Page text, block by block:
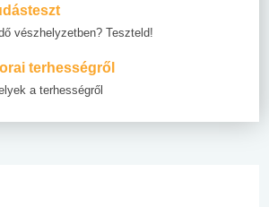
vészhelyzetben? Teszteld!
terhességről
a terhességről